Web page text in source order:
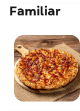
Familiar